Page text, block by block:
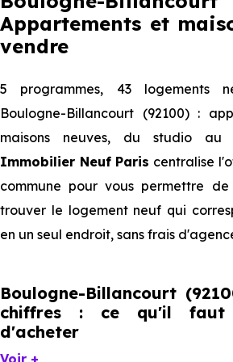
Appartements et
vendre
5 programmes, 43 logements
Boulogne-Billancourt (92100) :
maisons neuves, du studio
Immobilier Neuf Paris centralise
commune pour vous permettre
trouver le logement neuf qui
en un seul endroit, sans frais
Boulogne-Billancourt
chiffres : ce qu'il faut
d'acheter
Voir +